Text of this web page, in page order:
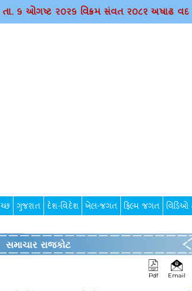
તા. ૬ ઓગષ્ટ ર૦ર૬ વિક્રમ સંવત ર૦૮૨ અષાઢ વદ
ગુજરાત દેશ-વિદેશ ખેલ-જગત ફિલ્મ જગત વિડિઓ
સમાચાર રાજકોટ
Pdf Email